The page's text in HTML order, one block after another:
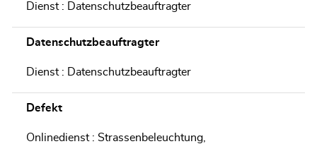
Dienst : Datenschutzbeauftragter
Datenschutzbeauftragter
Dienst : Datenschutzbeauftragter
Defekt
Onlinedienst : Strassenbeleuchtung,